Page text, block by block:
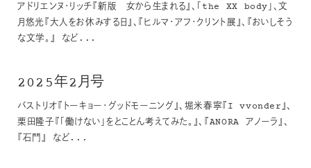
アドリエンヌ・リッチ『新版 女から生まれる』、「the XX body」、文
月悠光『大人をお休みする日』、『ヒルマ・アフ・クリント展』、『おいしそう
な文学。』 など...
2025年2月号
バストリオ『トーキョー・グッドモーニング』、堀米春寧『I vvonder』、
栗田隆子『「働けない」をとことん考えてみた。』、『ANORA アノーラ』、
『石門』 など...